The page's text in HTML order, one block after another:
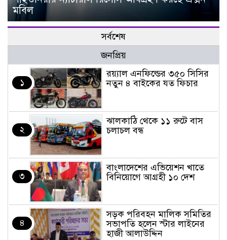
মবিল
সর্বশেষ
জনপ্রিয়
১
র‌য়্যাল এনফিল্ডের ৩৫০ সিসির
নতুন ৪ বাইকের যত ফিচার
২
ঝালকাঠি থেকে ১১ রুটে বাস
চলাচল বন্ধ
৩
বাংলাদেশের এভিয়েশন খাতে
বিনিয়োগে আগ্রহী ১০ দেশ
৪
সড়ক পরিবহন মালিক সমিতির
সভাপতি হলেন স্টার লাইনের
হাজী আলাউদ্দিন